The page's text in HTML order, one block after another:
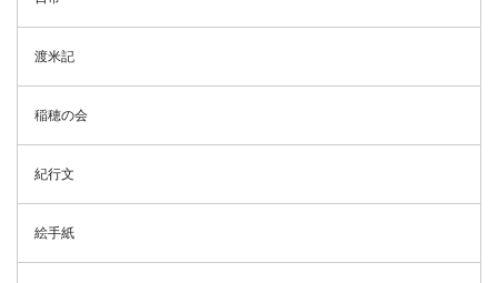
渡米記
稲穂の会
紀行文
絵手紙